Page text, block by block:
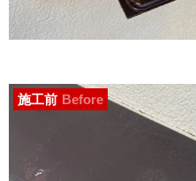
施工前 Before